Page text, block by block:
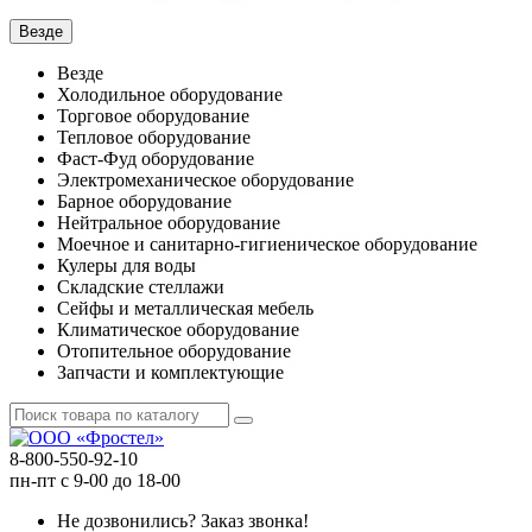
Везде
Везде
Холодильное оборудование
Торговое оборудование
Тепловое оборудование
Фаст-Фуд оборудование
Электромеханическое оборудование
Барное оборудование
Нейтральное оборудование
Моечное и санитарно-гигиеническое оборудование
Кулеры для воды
Складские стеллажи
Сейфы и металлическая мебель
Климатическое оборудование
Отопительное оборудование
Запчасти и комплектующие
8-800-550-92-10
пн-пт с 9-00 до 18-00
Не дозвонились? Заказ звонка!